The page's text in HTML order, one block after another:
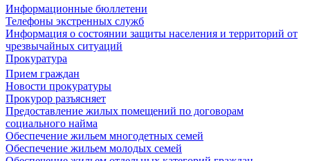
Информационные бюллетени
Телефоны экстренных служб
Информация о состоянии защиты населения и территорий от
чрезвычайных ситуаций
Прокуратура
Прием граждан
Новости прокуратуры
Прокурор разъясняет
Предоставление жилых помещений по договорам
социального найма
Обеспечение жильем многодетных семей
Обеспечение жильем молодых семей